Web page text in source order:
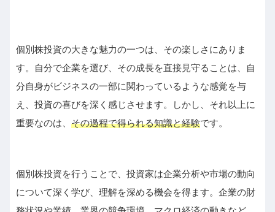
個別株投資の大きな魅力の一つは、その楽しさにありま
す。自分で企業を選び、その成長を直接見守ることは、自
分自身がビジネスの一部に関わっているような感覚を与
え、投資の喜びを深く感じさせます。しかし、それ以上に
重要なのは、 その過程で得られる知識と経験です。
個別株投資を行うことで、投資家は企業分析や市場の動向
について深く学び、理解を深める機会を得ます。企業の財